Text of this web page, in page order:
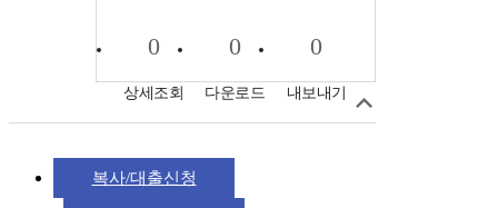
0
상세조회
0
다운로드
0
내보내기
복사/대출신청